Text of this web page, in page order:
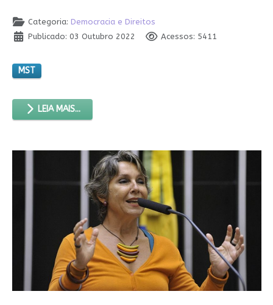
Categoria: Democracia e Direitos
Publicado: 03 Outubro 2022
Acessos: 5411
MST
LEIA MAIS...